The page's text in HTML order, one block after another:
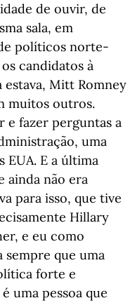
de ouvir, de
sala, em
políticos norte-
candidatos à
estava, Mitt Romney
muitos outros.
e fazer perguntas a
uma
E a última
ainda não era
para isso, que tive
Hillary
e eu como
que uma
forte e
uma pessoa que